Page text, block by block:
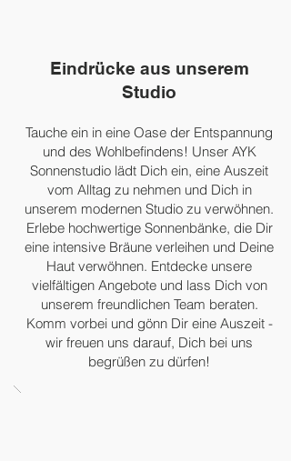
Eindrücke aus unserem
Studio
Tauche ein in eine Oase der Entspannung
und des Wohlbefindens! Unser AYK
Sonnenstudio lädt Dich ein, eine Auszeit
vom Alltag zu nehmen und Dich in
unserem modernen Studio zu verwöhnen.
Erlebe hochwertige Sonnenbänke, die Dir
eine intensive Bräune verleihen und Deine
Haut verwöhnen. Entdecke unsere
vielfältigen Angebote und lass Dich von
unserem freundlichen Team beraten.
Komm vorbei und gönn Dir eine Auszeit -
wir freuen uns darauf, Dich bei uns
begrüßen zu dürfen!